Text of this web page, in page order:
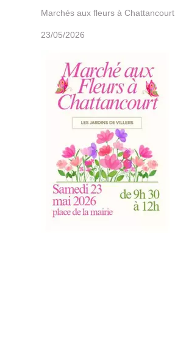
Marchés aux fleurs à Chattancourt
23/05/2026